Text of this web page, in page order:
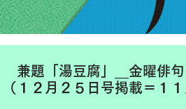
兼題「湯豆腐」__金曜俳
（１２月２５日号掲載＝１